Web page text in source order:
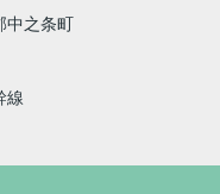
中之条町
線